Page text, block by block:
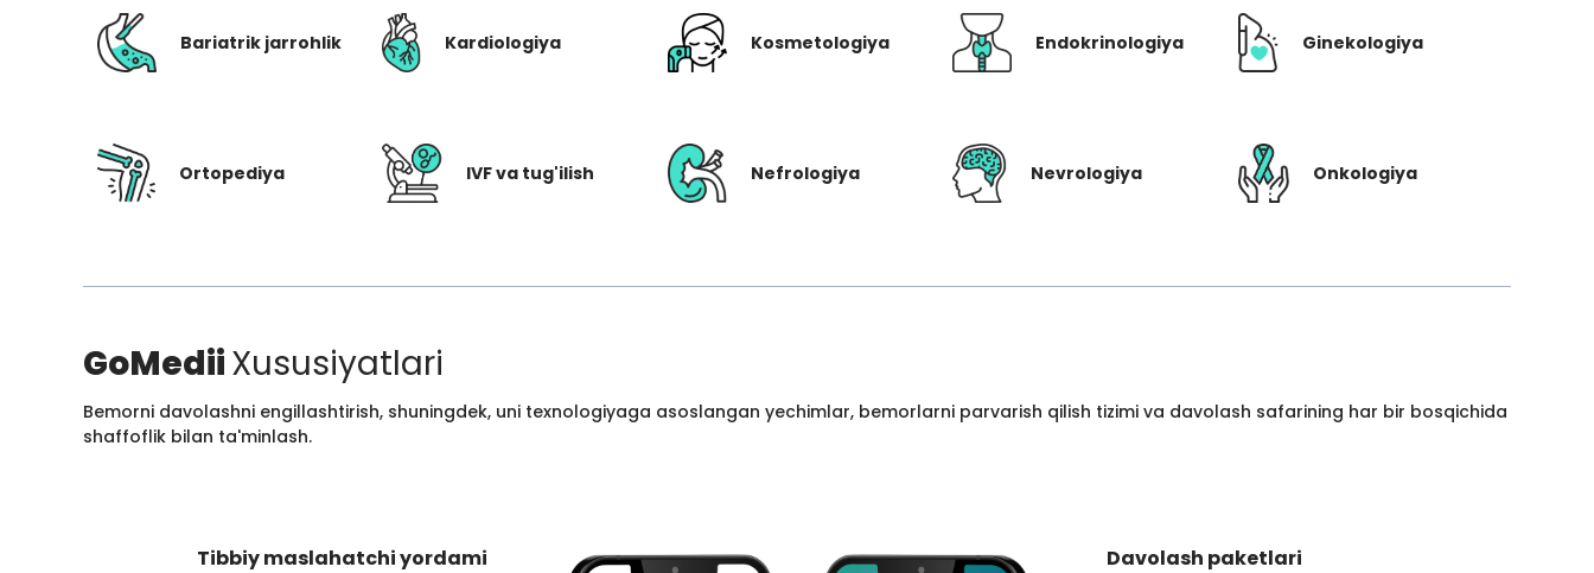
Bariatrik jarrohlik Kardiologiya Kosmetologiya Endokrinologiya Ginekologiya
Ortopediya IVF va tug'ilish Nefrologiya Nevrologiya Onkologiya
GoMediiXususiyatlari
Bemorni davolashni engillashtirish, shuningdek, uni texnologiyaga asoslangan yechimlar, bemorlarni parvarish qilish tizimi va davolash safarining har bir bosqichida
shaffoflik bilan ta'minlash.
Tibbiy maslahatchi yordami Davolash paketlari